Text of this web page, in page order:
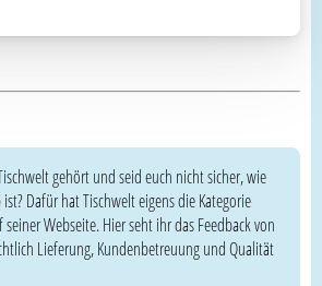
gehört und seid euch nicht sicher, wie
Dafür hat Tischwelt eigens die Kategorie
Webseite. Hier seht ihr das Feedback von
Lieferung, Kundenbetreuung und Qualität